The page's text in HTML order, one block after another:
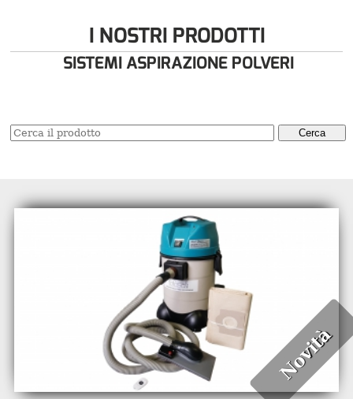
I NOSTRI PRODOTTI
SISTEMI ASPIRAZIONE POLVERI
Cerca
Novità